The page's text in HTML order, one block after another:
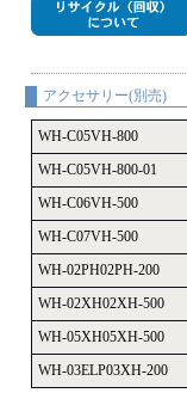
アクセサリー(別売)
WH-C05VH-800
WH-C05VH-800-01
WH-C06VH-500
WH-C07VH-500
WH-02PH02PH-200
WH-02XH02XH-500
WH-05XH05XH-500
WH-03ELP03XH-200